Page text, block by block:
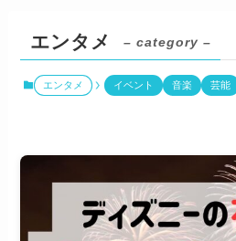
エンタメ – category –
エンタメ イベント 音楽 芸能